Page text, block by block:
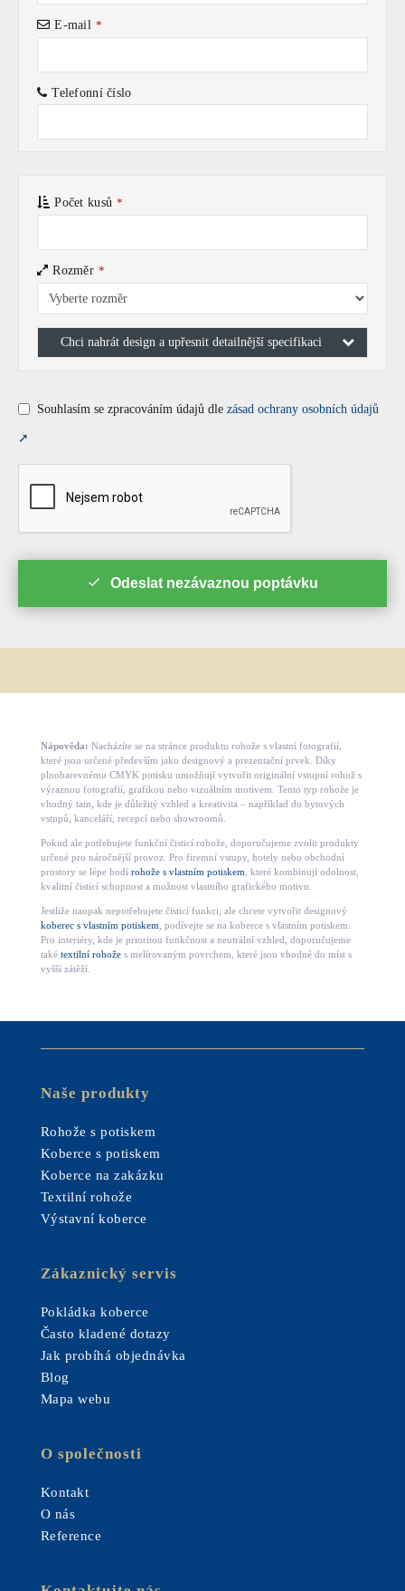
E-mail *
Telefonní číslo
Počet kusů *
Rozměr *
Chci nahrát design a upřesnit detailnější specifikaci
Souhlasím se zpracováním údajů dle zásad ochrany osobních údajů
➚
Odeslat nezávaznou poptávku
blank
Nápověda: Nacházíte se na stránce produktu rohože s vlastní fotografií,
které jsou určené především jako designový a prezentační prvek. Díky
plnobarevnému CMYK potisku umožňují vytvořit originální vstupní rohož s
výraznou fotografií, grafikou nebo vizuálním motivem. Tento typ rohože je
vhodný tam, kde je důležitý vzhled a kreativita – například do bytových
vstupů, kanceláří, recepcí nebo showroomů.
Pokud ale potřebujete funkční čisticí rohože, doporučujeme zvolit produkty
určené pro náročnější provoz. Pro firemní vstupy, hotely nebo obchodní
prostory se lépe hodí rohože s vlastním potiskem , které kombinují odolnost,
kvalitní čisticí schopnost a možnost vlastního grafického motivu.
Jestliže naopak nepotřebujete čisticí funkci, ale chcete vytvořit designový
koberec s vlastním potiskem , podívejte se na koberce s vlastním potiskem.
Pro interiéry, kde je prioritou funkčnost a neutrální vzhled, doporučujeme
také textilní rohožes melírovaným povrchem, které jsou vhodné do míst s
vyšší zátěží.
Naše produkty
Rohože s potiskem
Koberce s potiskem
Koberce na zakázku
Textilní rohože
Výstavní koberce
Zákaznický servis
Pokládka koberce
Často kladené dotazy
Jak probíhá objednávka
Blog
Mapa webu
O společnosti
Kontakt
O nás
Reference